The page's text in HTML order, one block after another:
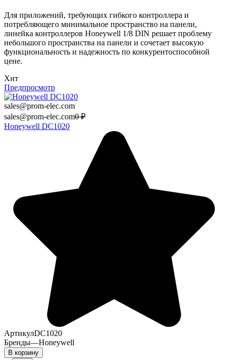
Для приложений, требующих гибкого контроллера и
потребляющего минимальное пространство на панели,
линейка контроллеров Honeywell 1/8 DIN решает проблему
небольшого пространства на панели и сочетает высокую
функциональность и надежность по конкурентоспособной
цене.
Хит
Предпросмотр
sales@prom-elec.com
sales@prom-elec.com0 ₽
Honeywell DC1020
АртикулDC1020
Бренды—Honeywell
В корзину